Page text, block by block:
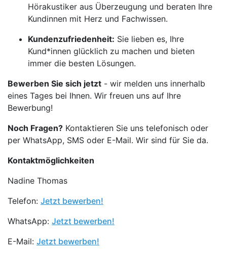
Hörakustiker aus Überzeugung und beraten Ihre
Kundinnen mit Herz und Fachwissen.
Kundenzufriedenheit: Sie lieben es, Ihre
Kund*innen glücklich zu machen und bieten
immer die besten Lösungen.
Bewerben Sie sich jetzt - wir melden uns innerhalb
eines Tages bei Ihnen. Wir freuen uns auf Ihre
Bewerbung!
Noch Fragen? Kontaktieren Sie uns telefonisch oder
per WhatsApp, SMS oder E-Mail. Wir sind für Sie da.
Kontaktmöglichkeiten
Nadine Thomas
Telefon: Jetzt bewerben!
WhatsApp: Jetzt bewerben!
E-Mail: Jetzt bewerben!